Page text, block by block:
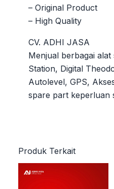
– Original Product
– High Quality
CV. ADHI JASA
Menjual berbagai
Station, Digital
Autolevel, GPS,
spare part keperluan
Produk Terkait